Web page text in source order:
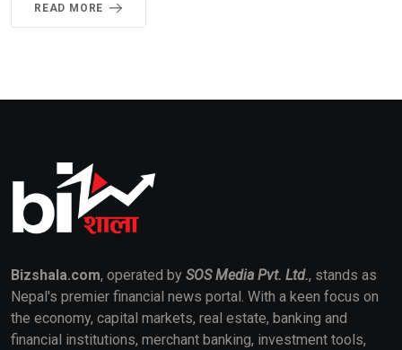
READ MORE
Bizshala.com, operated by SOS Media Pvt. Ltd., stands as
Nepal's premier financial news portal. With a keen focus on
the economy, capital markets, real estate, banking and
financial institutions, merchant banking, investment tools,